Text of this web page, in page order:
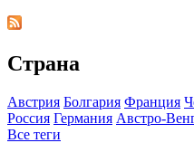
Страна
Австрия Болгария Франция
Росcия Германия Австро-
Все теги